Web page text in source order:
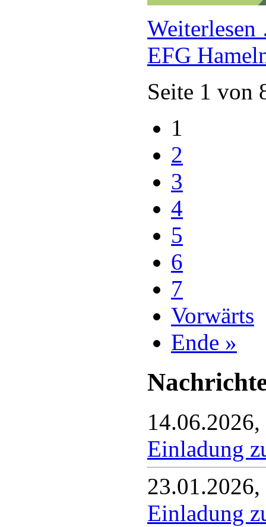
EFG
Seite 1 von
1
2
3
4
5
6
7
Vorwärts
Ende »
Einladung
Einladung